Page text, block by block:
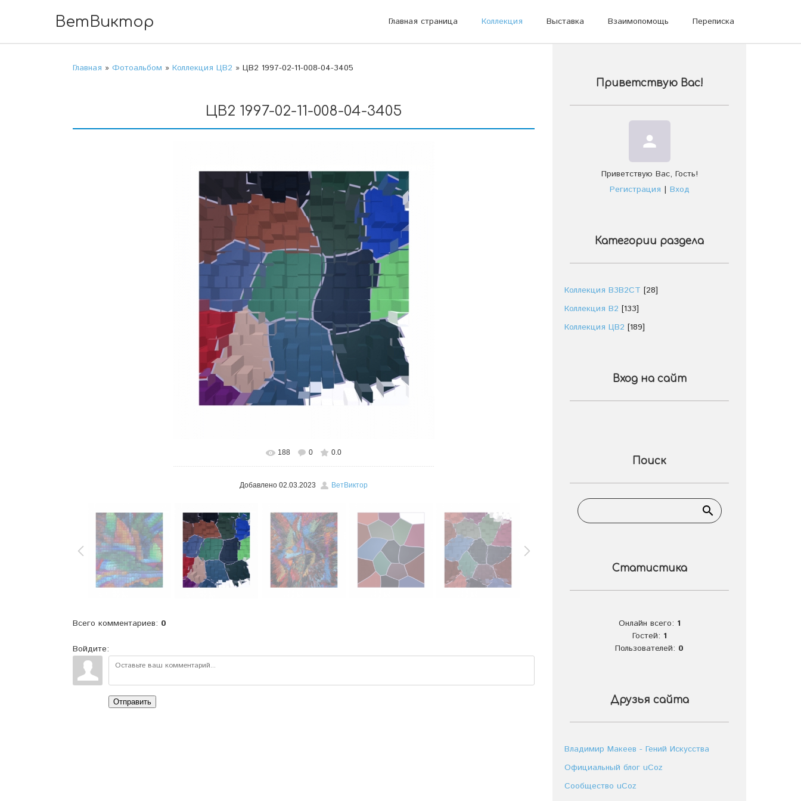
ВетВиктор Главная страница Коллекция Выставка Взаимопомощь Переписка
Главная » Фотоальбом » Коллекция ЦВ2 » ЦВ2 1997-02-11-008-04-3405
ЦВ2 1997-02-11-008-04-3405
В реальном размере 526x600
188 0 0.0
Добавлено 02.03.2023 ВетВиктор
Всего комментариев: 0
Войдите:
Отправить
Приветствую Вас!
person
Приветствую Вас, Гость!
Регистрация | Вход
Категории раздела
Коллекция В3В2СТ [28]
Коллекция В2 [133]
Коллекция ЦВ2 [189]
Вход на сайт
Поиск
Статистика
Онлайн всего: 1
Гостей: 1
Пользователей: 0
Друзья сайта
Владимир Макеев - Гений Искусства
Официальный блог uCoz
Сообщество uCoz